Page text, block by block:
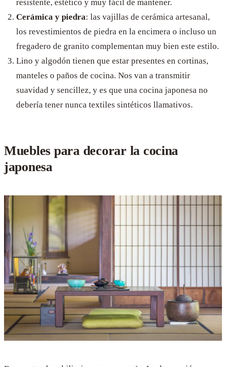
resistente, estético y muy fácil de mantener.
Cerámica y piedra: las vajillas de cerámica artesanal,
los revestimientos de piedra en la encimera o incluso un
fregadero de granito complementan muy bien este estilo.
Lino y algodón tienen que estar presentes en cortinas,
manteles o paños de cocina. Nos van a transmitir
suavidad y sencillez, y es que una cocina japonesa no
debería tener nunca textiles sintéticos llamativos.
Muebles para decorar la cocina
japonesa